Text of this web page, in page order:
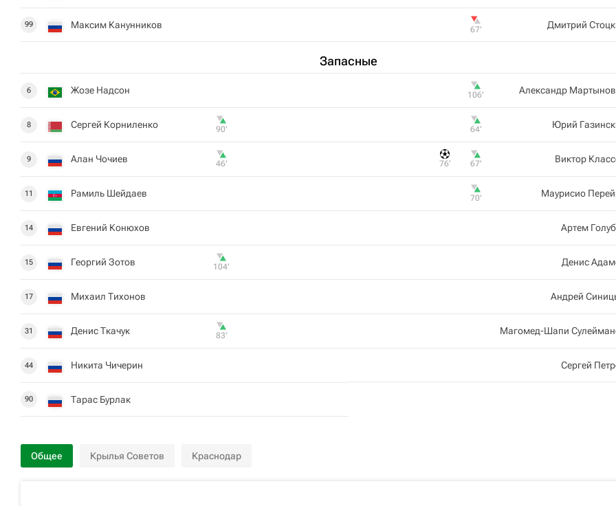
99 Максим Канунников
Запасные
6 Жозе Надсон
8 Сергей Корниленко 90‎’‎
9 Алан Чочиев 46‎’‎
11 Рамиль Шейдаев
14 Евгений Конюхов
15 Георгий Зотов 104‎’‎
17 Михаил Тихонов
31 Денис Ткачук 83‎’‎
44 Никита Чичерин
90 Тарас Бурлак
Дмитрий
67‎’‎
Александр
106‎’‎
Юрий
64‎’‎
Виктор
67‎’‎
76‎’‎
Маурисио
70‎’‎
Артем
Денис
Андрей
Магомед-Шапи
Сергей
Общее Крылья Советов Краснодар